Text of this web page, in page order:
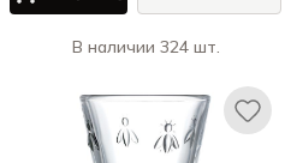
В наличии 324 шт.